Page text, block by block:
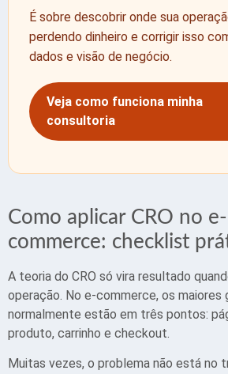
É sobre descobrir onde sua
perdendo dinheiro e corrigir isso
dados e visão de negócio.
Veja como funciona minha
consultoria
Como aplicar CRO no e-
commerce: checklist
A teoria do CRO só vira resultado
operação. No e-commerce, os maiores
normalmente estão em três pontos:
produto, carrinho e checkout.
Muitas vezes, o problema não está no